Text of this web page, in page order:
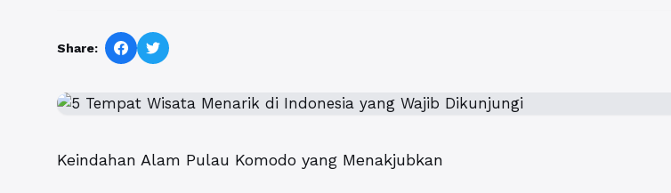
Share:
Keindahan Alam Pulau Komodo yang Menakjubkan